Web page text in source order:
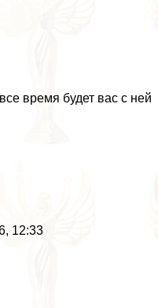
время будет вас с ней
12:33